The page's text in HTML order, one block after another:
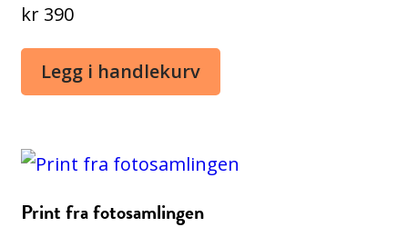
kr 390
Legg i handlekurv
Print fra fotosamlingen